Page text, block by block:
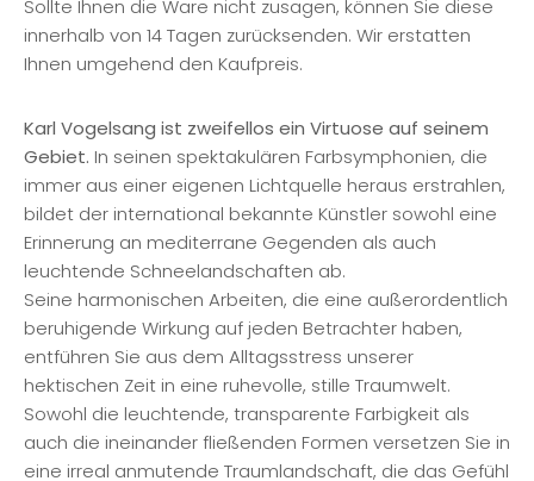
Sollte Ihnen die Ware nicht zusagen, können Sie diese
innerhalb von 14 Tagen zurücksenden. Wir erstatten
Ihnen umgehend den Kaufpreis.
Karl Vogelsang ist zweifellos ein Virtuose auf seinem
Gebiet. In seinen spektakulären Farbsymphonien, die
immer aus einer eigenen Lichtquelle heraus erstrahlen,
bildet der international bekannte Künstler sowohl eine
Erinnerung an mediterrane Gegenden als auch
leuchtende Schneelandschaften ab.
Seine harmonischen Arbeiten, die eine außerordentlich
beruhigende Wirkung auf jeden Betrachter haben,
entführen Sie aus dem Alltagsstress unserer
hektischen Zeit in eine ruhevolle, stille Traumwelt.
Sowohl die leuchtende, transparente Farbigkeit als
auch die ineinander fließenden Formen versetzen Sie in
eine irreal anmutende Traumlandschaft, die das Gefühl